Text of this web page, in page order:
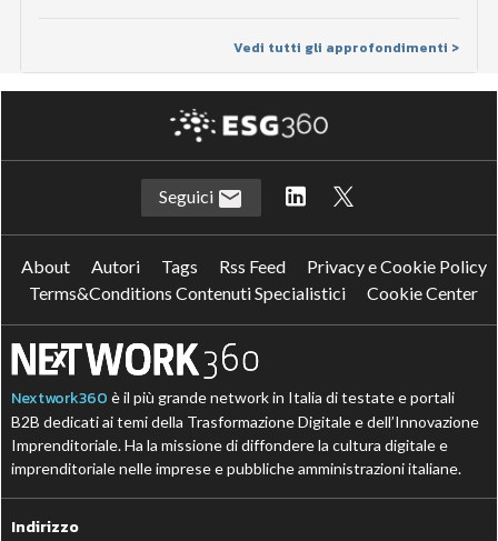
Vedi tutti gli approfondimenti >
Seguici
About Autori Tags Rss Feed
Privacy e Cookie Policy
Terms&Conditions Contenuti Specialistici
Cookie Center
Nextwork360 è il più grande network in Italia di testate e portali
B2B dedicati ai temi della Trasformazione Digitale e dell’Innovazione
Imprenditoriale. Ha la missione di diffondere la cultura digitale e
imprenditoriale nelle imprese e pubbliche amministrazioni italiane.
Indirizzo